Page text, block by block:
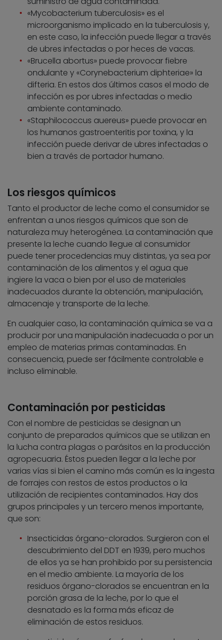
«Mycobacterium tuberculosis» es el
microorganismo implicado en la tuberculosis y,
en este caso, la infección puede llegar a través
de ubres infectadas o por heces de vacas.
«Brucella abortus» puede provocar fiebre
ondulante y «Corynebacterium diphteriae» la
difteria. En estos dos últimos casos el modo de
infección es por ubres infectadas o medio
ambiente contaminado.
«Staphilococcus auereus» puede provocar en
los humanos gastroenteritis por toxina, y la
infección puede derivar de ubres infectadas o
bien a través de portador humano.
Los riesgos químicos
Tanto el productor de leche como el consumidor se
enfrentan a unos riesgos químicos que son de
naturaleza muy heterogénea. La contaminación que
presente la leche cuando llegue al consumidor
puede tener procedencias muy distintas, ya sea por
contaminación de los alimentos y el agua que
ingiere la vaca o bien por el uso de materiales
inadecuados durante la obtención, manipulación,
almacenaje y transporte de la leche.
En cualquier caso, la contaminación química se va a
producir por una manipulación inadecuada o por un
empleo de materias primas contaminadas. En
consecuencia, puede ser fácilmente controlable e
incluso eliminable.
Contaminación por pesticidas
Con el nombre de pesticidas se designan un
conjunto de preparados químicos que se utilizan en
la lucha contra plagas o parásitos en la producción
agropecuaria. Éstos pueden llegar a la leche por
varias vías si bien el camino más común es la ingesta
de forrajes con restos de estos productos o la
utilización de recipientes contaminados. Hay dos
grupos principales y un tercero menos importante,
que son:
Insecticidas órgano-clorados. Surgieron con el
descubrimiento del DDT en 1939, pero muchos
de ellos ya se han prohibido por su persistencia
en el medio ambiente. La mayoría de los
residuos órgano-clorados se encuentran en la
porción grasa de la leche, por lo que el
desnatado es la forma más eficaz de
eliminación de estos residuos.